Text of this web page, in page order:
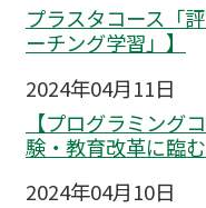
プラスタコース「
ーチング学習」】
2024年04月11日
【プログラミング
験・教育改革に臨む
2024年04月10日